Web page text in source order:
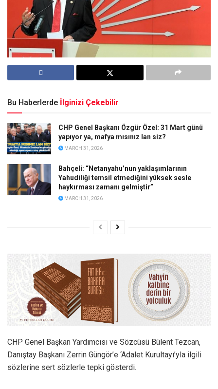
Bu Haberlerde İlginizi Çekebilir
CHP Genel Başkanı Özgür Özel: 31 Mart günü
yapıyor ya, mafya mısınız lan siz?
MARCH 31, 2026
Bahçeli: “Netanyahu’nun yaklaşımlarının
Yahudiliği temsil etmediğini yüksek sesle
haykırması zamanı gelmiştir”
MARCH 31, 2026
CHP Genel Başkan Yardımcısı ve Sözcüsü Bülent Tezcan,
Danıştay Başkanı Zerrin Güngör’e ‘Adalet Kurultayı’yla ilgili
sözlerine sert sözlerle tepki gösterdi.